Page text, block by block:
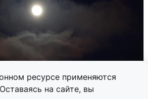
ресурсе применяются
на сайте, вы
взрывы